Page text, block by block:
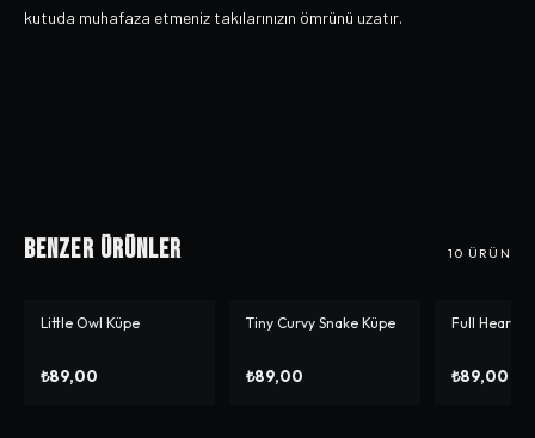
kutuda muhafaza etmeniz takılarınızın ömrünü uzatır.
Benzer Ürünler 10 ÜRÜN
Little Owl Küpe
₺89,00
Tiny Curvy Snake Küpe
₺89,00
Full Heart
₺89,00